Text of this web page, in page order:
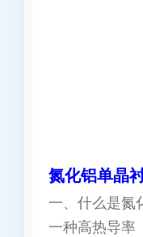
氮化铝单晶
一、什么是氮
一种高热导率